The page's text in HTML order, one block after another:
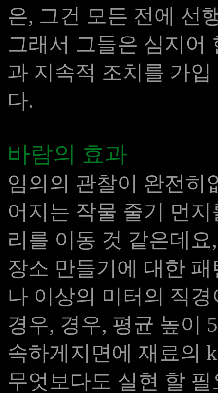
은, 그건 모든 전에 선
그래서 그들은 심지어
과 지속적 조치를 가
다.
바람의 효과
임의의 관찰이 완전히
어지는 작물 줄기 먼
리를 이동 것 같은데
장소 만들기에 대한
나 이상의 미터의 직경
경우, 경우, 평균 높이
속하게지면에 재료의
무엇보다도 실현 할